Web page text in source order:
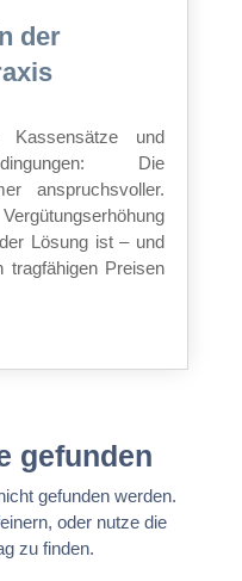
der
Kassensätze und
Die
anspruchsvoller.
Lösung ist – und
tragfähigen Preisen
gefunden
gefunden werden.
oder nutze die
zu finden.